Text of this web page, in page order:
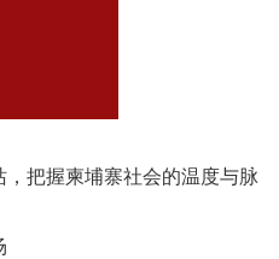
把握柬埔寨社会的温度与脉